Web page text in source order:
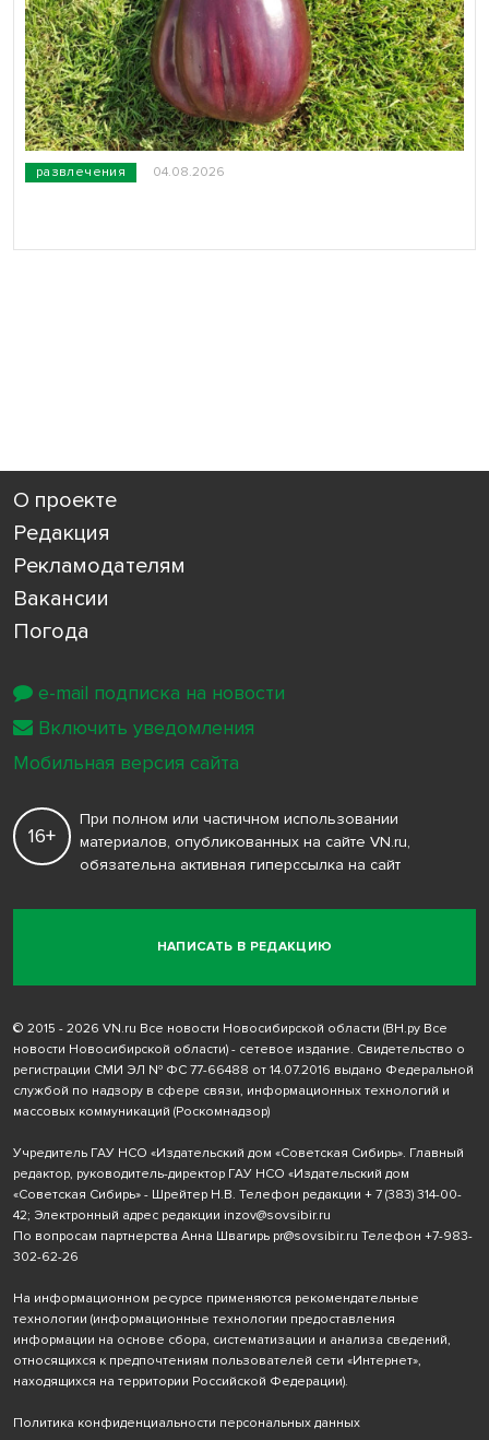
развлечения 04.08.2026
О проекте
Редакция
Рекламодателям
Вакансии
Погода
НАПИСАТЬ В РЕДАКЦИЮ
16+
При полном или частичном использовании
материалов, опубликованных на сайте VN.ru,
обязательна активная гиперссылка на сайт
© 2015 - 2026 VN.ru Все новости Новосибирской области (ВН.ру Все
новости Новосибирской области) - сетевое издание. Свидетельство о
регистрации СМИ ЭЛ № ФС 77-66488 от 14.07.2016 выдано Федеральной
службой по надзору в сфере связи, информационных технологий и
массовых коммуникаций (Роскомнадзор)
Учредитель ГАУ НСО «Издательский дом «Советская Сибирь». Главный
редактор, руководитель-директор ГАУ НСО «Издательский дом
«Советская Сибирь» - Шрейтер Н.В. Телефон редакции + 7 (383) 314-00-
42; Электронный адрес редакции inzov@sovsibir.ru
По вопросам партнерства Анна Швагирь pr@sovsibir.ru Телефон +7-983-
302-62-26
На информационном ресурсе применяются рекомендательные
технологии (информационные технологии предоставления
информации на основе сбора, систематизации и анализа сведений,
относящихся к предпочтениям пользователей сети «Интернет»,
находящихся на территории Российской Федерации).
Политика конфиденциальности персональных данных
e-mail подписка на новости
Включить уведомления
Мобильная версия сайта